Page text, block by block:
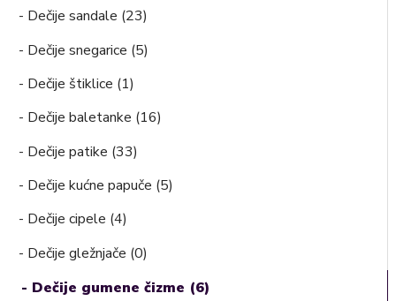
- Dečije sandale (23)
- Dečije snegarice (5)
- Dečije štiklice (1)
- Dečije baletanke (16)
- Dečije patike (33)
- Dečije kućne papuče (5)
- Dečije cipele (4)
- Dečije gležnjače (0)
- Dečije gumene čizme (6)